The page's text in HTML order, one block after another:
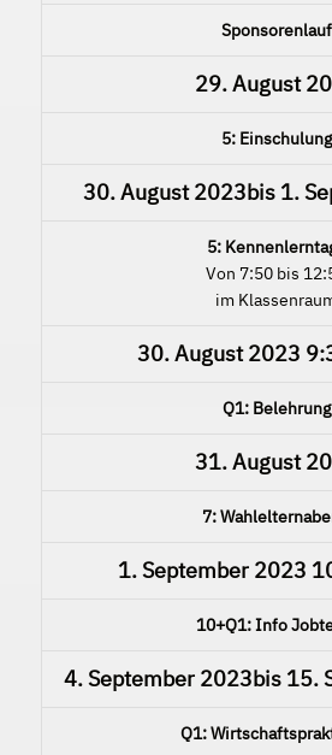
Sponsorenlauf
29. August
5: Einschulung
30. August 2023bis 1.
5:
Von 7:50 bis
im
30. August 2023
Q1: Belehrung
31. August
7:
1. September 2023
10+Q1: Info
4. September 2023bis 15.
Q1: